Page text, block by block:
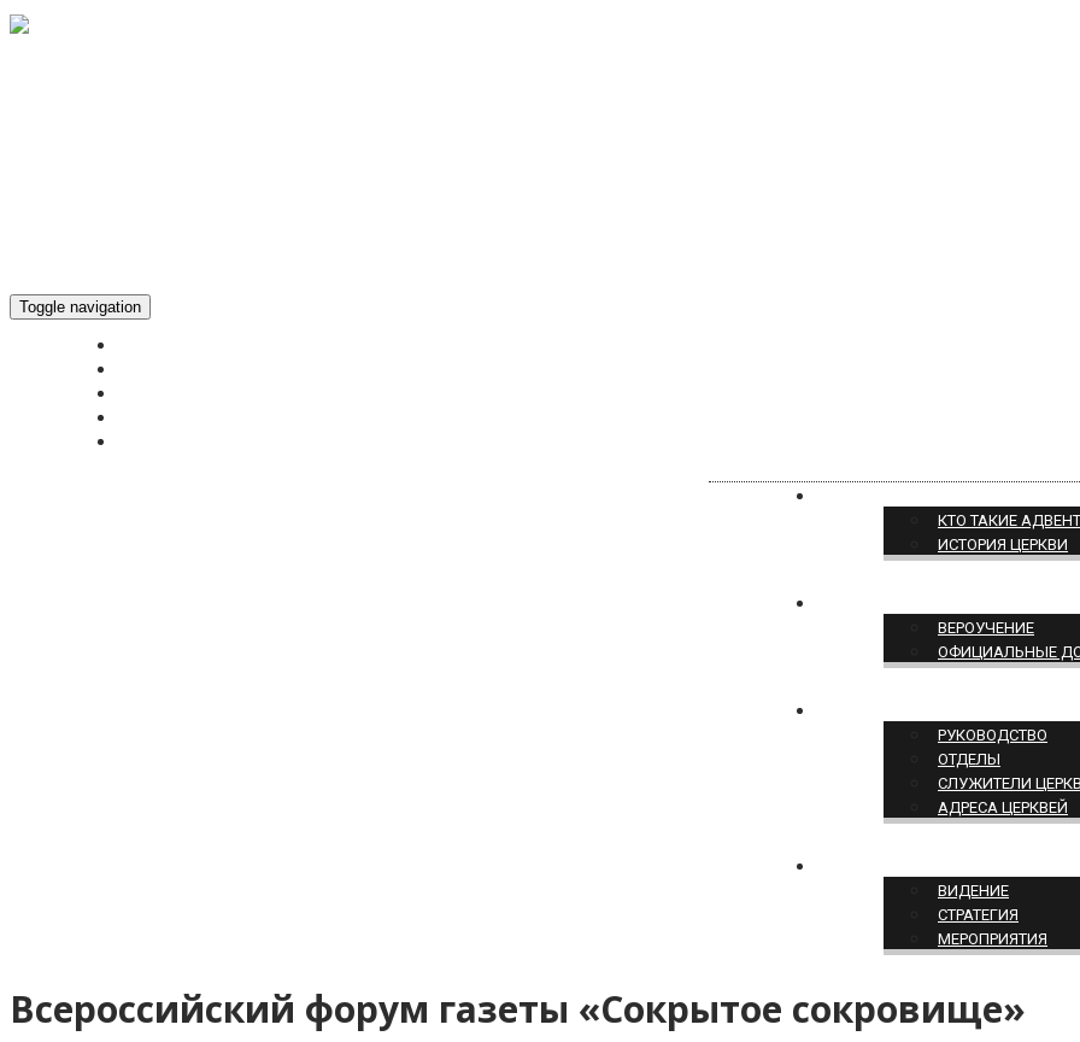
Toggle navigation
КТО ТАКИЕ
ИСТОРИЯ ЦЕРКВИ
ВЕРОУЧЕНИЕ
ОФИЦИАЛЬНЫЕ
РУКОВОДСТВО
ОТДЕЛЫ
СЛУЖИТЕЛИ
АДРЕСА ЦЕРКВЕЙ
ВИДЕНИЕ
СТРАТЕГИЯ
МЕРОПРИЯТИЯ
Всероссийский форум газеты «Сокрытое сокровище»